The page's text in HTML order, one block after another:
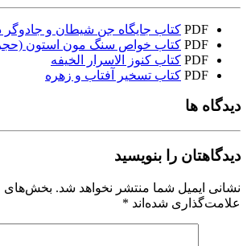
PDF کتاب جایگاه جن شیطان و جادوگر
PDF کتاب خواص سنگ مون استون (حجر
PDF کتاب کنوز الاسرار الخیفه
PDF کتاب تسخیر آفتاب و زهره
دیدگاه ها
دیدگاهتان را بنویسید
نشانی ایمیل شما منتشر نخواهد شد. بخش‌های
علامت‌گذاری شده‌اند *